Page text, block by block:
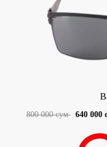
800 000 сум 640 000